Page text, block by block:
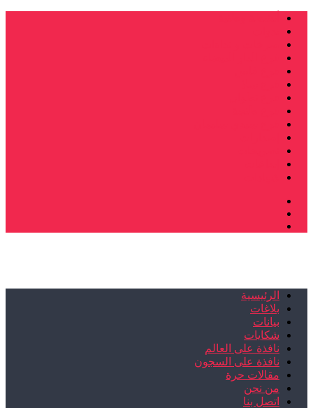
الرئيسية
بلاغات
بيانات
شكايات
نافذة على العالم
نافذة على السجون
مقالات حرة
من نحن
اتصل بنا